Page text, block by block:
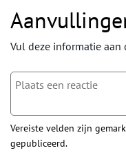
Vul deze informatie aan
Vereiste velden zijn
gepubliceerd.